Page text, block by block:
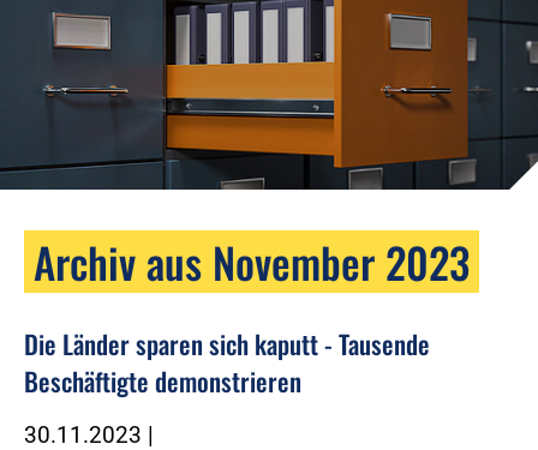
Archiv aus November 2023
Die Länder sparen sich kaputt - Tausende
Beschäftigte demonstrieren
30.11.2023 |